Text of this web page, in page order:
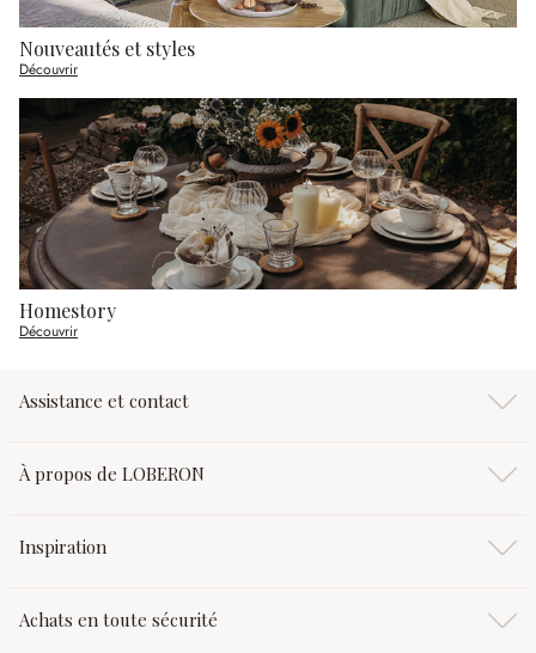
Nouveautés et styles
Découvrir
Homestory
Découvrir
Assistance et contact
À propos de LOBERON
Inspiration
Achats en toute sécurité